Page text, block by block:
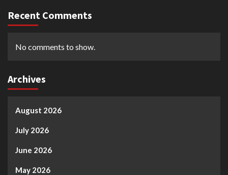
Recent Comments
No comments to show.
Archives
August 2026
July 2026
June 2026
May 2026